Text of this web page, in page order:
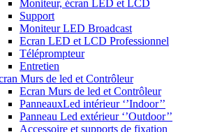
Moniteur, écran LED et LCD
Support
Moniteur LED Broadcast
Ecran LED et LCD Professionnel
Téléprompteur
Entretien
Murs de led et Contrôleur
Ecran Murs de led et Contrôleur
PanneauxLed intérieur ‘’Indoor’’
Panneau Led extérieur ‘’Outdoor’’
Accessoire et supports de fixation